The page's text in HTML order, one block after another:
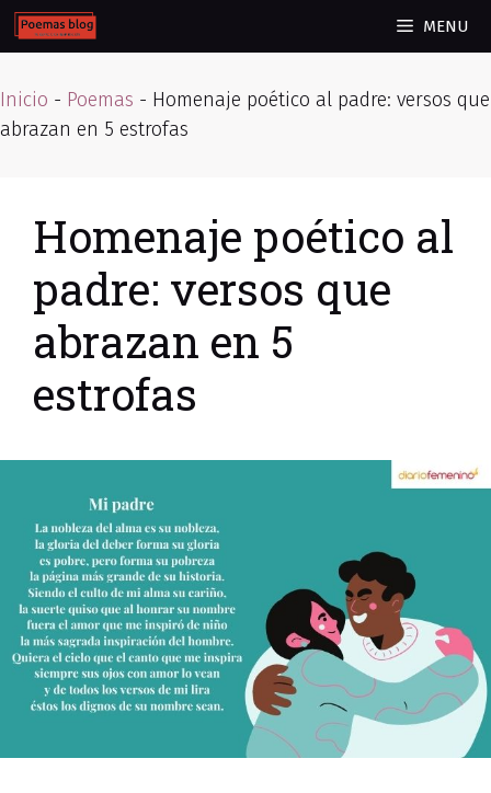
Skip
to
MENU
Inicio - Poemas - Homenaje poético al padre: versos que
abrazan en 5 estrofas
Homenaje poético al
padre: versos que
abrazan en 5
estrofas